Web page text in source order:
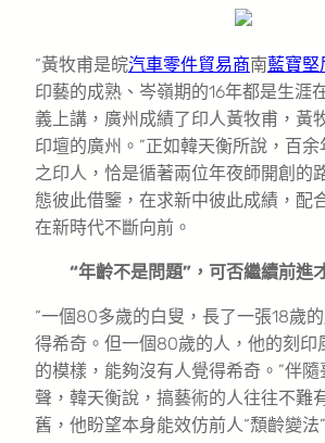
“黃牧甫是皖汽車零件貿易商南藍寶堅
印藝的成熟、岑嶺期的16年都是生涯
義上講，廣州成績了印人黃牧甫，黃
印壇的廣州。”正如韓天衡所說，百
之印人，恰是循著兩位年夜師開創的
態彼此借鑒，在求新中彼此成績，配
在新時代不斷向前。
“年齡不是問題”，可否繼續前進
“一個80多歲的白叟，長了一張18歲
得希奇。但一個80歲的人，他的刻印
的模樣，能夠沒有人覺得希奇。”伴
聲，韓天衡說，搞藝術的人往往不難
舊，他盼望本身能效仿前人“頹齡變法